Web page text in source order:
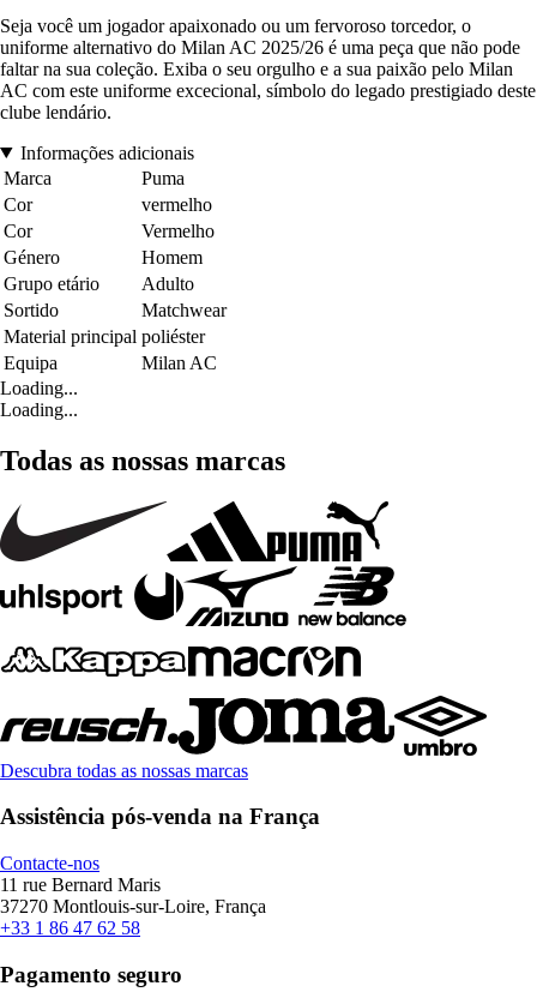
Seja você um jogador apaixonado ou um fervoroso torcedor, o
uniforme alternativo do Milan AC 2025/26 é uma peça que não pode
faltar na sua coleção. Exiba o seu orgulho e a sua paixão pelo Milan
AC com este uniforme excecional, símbolo do legado prestigiado deste
clube lendário.
Informações adicionais
Marca
Puma
Cor
vermelho
Cor
Vermelho
Género
Homem
Grupo etário
Adulto
Sortido
Matchwear
Material principal poliéster
Equipa
Milan AC
Loading...
Loading...
Todas as nossas marcas
Descubra todas as nossas marcas
Assistência pós-venda na França
Contacte-nos
11 rue Bernard Maris
37270 Montlouis-sur-Loire, França
+33 1 86 47 62 58
Pagamento seguro